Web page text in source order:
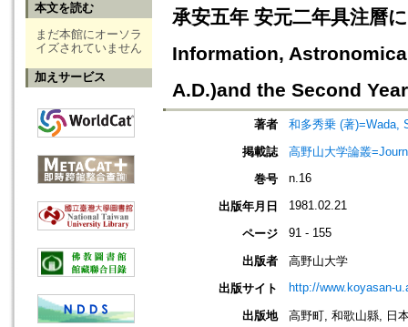
本文を読む
まだ本館にオーソラ
イズされていません
加えサービス
承安五年 安元二年具注曆
Information,
A.D.)and the Second
著者
和多秀乗 (著)=Wada,
掲載誌
高野山大学論叢
巻号
n.16
出版年月日 1981.02.21
ページ 91 - 155
出版者
高野山大学
出版サイト
http://www.koyasan-
出版地
高野町, 和歌山縣, 日